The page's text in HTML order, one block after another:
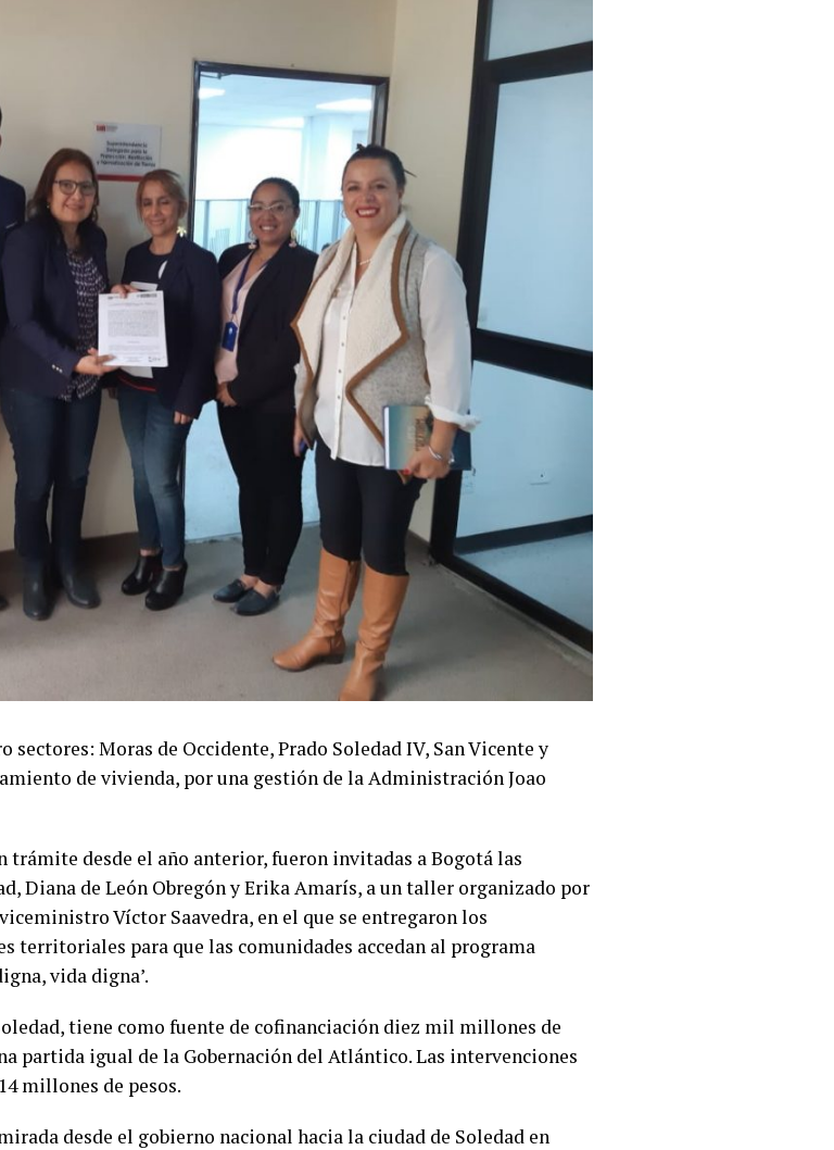
Moras de Occidente, Prado Soledad IV, San Vicente y
de vivienda, por una gestión de la Administración Joao
trámite desde el año anterior, fueron invitadas a Bogotá las
Diana de León Obregón y Erika Amarís, a un taller organizado por
Víctor Saavedra, en el que se entregaron los
territoriales para que las comunidades accedan al programa
vida digna’.
tiene como fuente de cofinanciación diez mil millones de
partida igual de la Gobernación del Atlántico. Las intervenciones
millones de pesos.
desde el gobierno nacional hacia la ciudad de Soledad en